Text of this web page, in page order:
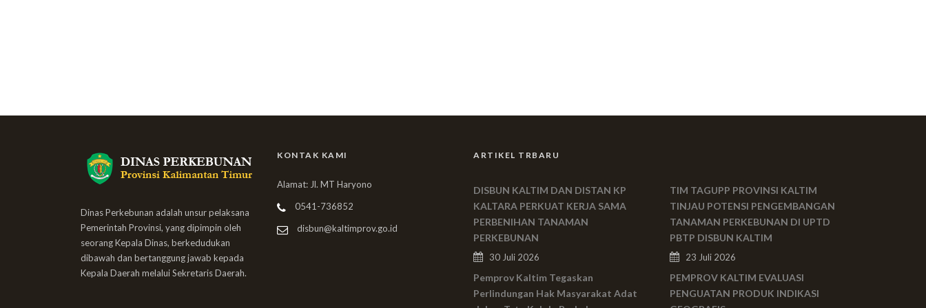
Dinas Perkebunan adalah unsur pelaksana
Pemerintah Provinsi, yang dipimpin oleh
seorang Kepala Dinas, berkedudukan
dibawah dan bertanggung jawab kepada
Kepala Daerah melalui Sekretaris Daerah.
KONTAK KAMI
Alamat: Jl. MT Haryono
0541-736852
disbun@kaltimprov.go.id
ARTIKEL TRBARU
DISBUN KALTIM DAN DISTAN KP
KALTARA PERKUAT KERJA SAMA
PERBENIHAN TANAMAN
PERKEBUNAN
30 Juli 2026
Pemprov Kaltim Tegaskan
Perlindungan Hak Masyarakat Adat
TIM TAGUPP PROVINSI KALTIM
TINJAU POTENSI PENGEMBANGAN
TANAMAN PERKEBUNAN DI UPTD
PBTP DISBUN KALTIM
23 Juli 2026
PEMPROV KALTIM EVALUASI
PENGUATAN PRODUK INDIKASI